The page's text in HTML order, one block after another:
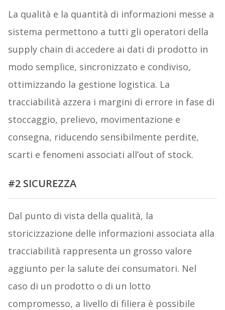
La qualità e la quantità di informazioni messe a
sistema permettono a tutti gli operatori della
supply chain di accedere ai dati di prodotto in
modo semplice, sincronizzato e condiviso,
ottimizzando la gestione logistica. La
tracciabilità azzera i margini di errore in fase di
stoccaggio, prelievo, movimentazione e
consegna, riducendo sensibilmente perdite,
scarti e fenomeni associati all’out of stock.
#2 SICUREZZA
Dal punto di vista della qualità, la
storicizzazione delle informazioni associata alla
tracciabilità rappresenta un grosso valore
aggiunto per la salute dei consumatori. Nel
caso di un prodotto o di un lotto
compromesso, a livello di filiera è possibile